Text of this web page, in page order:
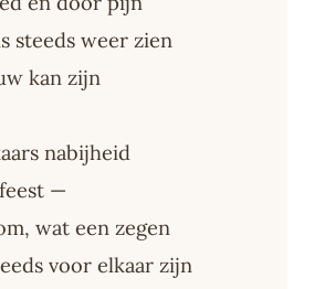
steeds weer zien
kan zijn
nabijheid
—
wat een zegen
voor elkaar zijn